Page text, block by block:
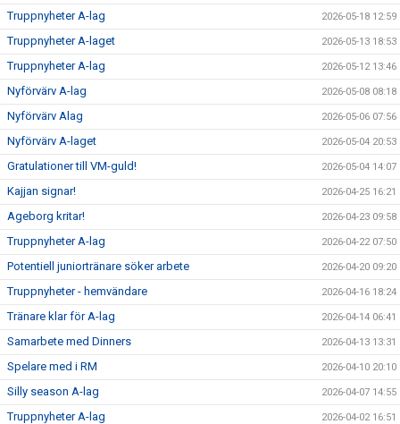
SUPPORTERKLUBBEN
MEDLEMSSKAP
ENKRONASMATCH 2026
Truppnyheter A-lag 2026-05-18 12:59
Truppnyheter A-laget 2026-05-13 18:53
Truppnyheter A-lag 2026-05-12 13:46
Nyförvärv A-lag 2026-05-08 08:18
Nyförvärv Alag 2026-05-06 07:56
Nyförvärv A-laget 2026-05-04 20:53
Gratulationer till VM-guld! 2026-05-04 14:07
Kajjan signar! 2026-04-25 16:21
Ageborg kritar! 2026-04-23 09:58
Truppnyheter A-lag 2026-04-22 07:50
Potentiell juniortränare söker arbete 2026-04-20 09:20
Truppnyheter - hemvändare 2026-04-16 18:24
Tränare klar för A-lag 2026-04-14 06:41
Samarbete med Dinners 2026-04-13 13:31
Spelare med i RM 2026-04-10 20:10
Silly season A-lag 2026-04-07 14:55
Truppnyheter A-lag 2026-04-02 16:51